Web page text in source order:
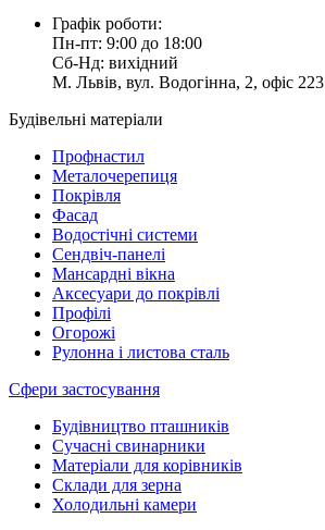
Графік роботи:
Пн-пт: 9:00 до 18:00
Сб-Нд: вихідний
М. Львів, вул. Водогінна, 2, офіс 223
Будівельні матеріали
Профнастил
Металочерепиця
Покрівля
Фасад
Водостічні системи
Сендвіч-панелі
Мансардні вікна
Аксесуари до покрівлі
Профілі
Огорожі
Рулонна і листова сталь
Сфери застосування
Будівництво пташників
Сучасні свинарники
Матеріали для корівників
Склади для зерна
Холодильні камери